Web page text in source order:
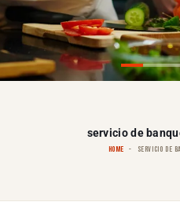
servicio de
HOME SERVICIO DE